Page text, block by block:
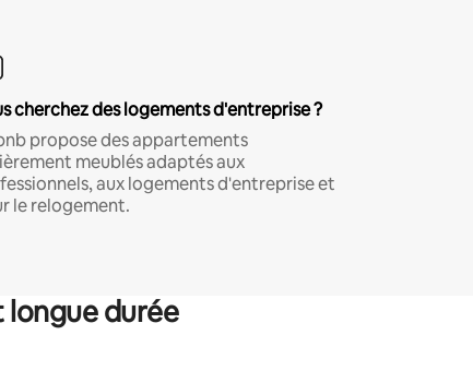
cherchez des logements d'entreprise ?
propose des appartements
meublés adaptés aux
aux logements d'entreprise et
le relogement.
longue durée